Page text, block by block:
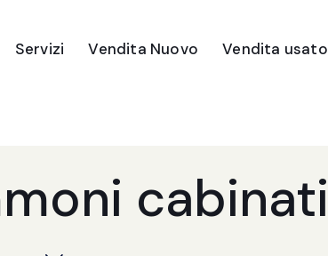
Servizi Vendita Nuovo Vendita usato
cabinati